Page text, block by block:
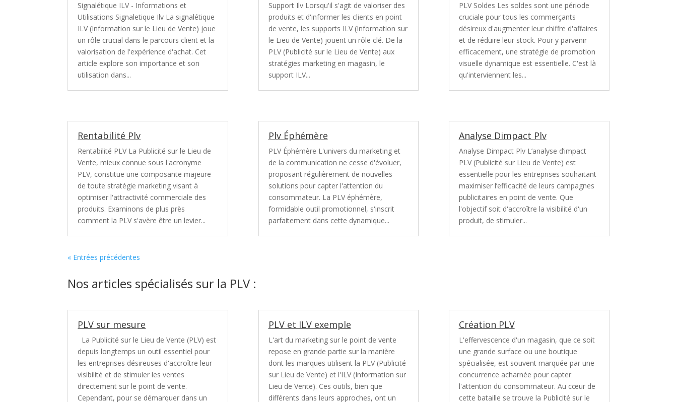
Signalétique ILV - Informations et
Utilisations Signaletique Ilv La signalétique
ILV (Information sur le Lieu de Vente) joue
un rôle crucial dans le parcours client et la
valorisation de l'expérience d'achat. Cet
article explore son importance et son
utilisation dans...
Rentabilité Plv
Rentabilité PLV La Publicité sur le Lieu de
Vente, mieux connue sous l'acronyme
PLV, constitue une composante majeure
de toute stratégie marketing visant à
optimiser l'attractivité commerciale des
produits. Examinons de plus près
comment la PLV s'avère être un levier...
Support Ilv Lorsqu'il s'agit de valoriser des
produits et d'informer les clients en point
de vente, les supports ILV (Information sur
le Lieu de Vente) jouent un rôle clé. De la
PLV (Publicité sur le Lieu de Vente) aux
stratégies marketing en magasin, le
support ILV...
Plv Éphémère
PLV Éphémère L'univers du marketing et
de la communication ne cesse d'évoluer,
proposant régulièrement de nouvelles
solutions pour capter l'attention du
consommateur. La PLV éphémère,
formidable outil promotionnel, s'inscrit
parfaitement dans cette dynamique...
PLV Soldes Les soldes sont une période
cruciale pour tous les commerçants
désireux d'augmenter leur chiffre d'affaires
et de réduire leur stock. Pour y parvenir
efficacement, une stratégie de promotion
visuelle dynamique est essentielle. C'est là
qu'interviennent les...
Analyse Dimpact Plv
Analyse Dimpact Plv L’analyse d’impact
PLV (Publicité sur Lieu de Vente) est
essentielle pour les entreprises souhaitant
maximiser l’efficacité de leurs campagnes
publicitaires en point de vente. Que
l'objectif soit d'accroître la visibilité d'un
produit, de stimuler...
« Entrées précédentes
Nos articles spécialisés sur la PLV :
PLV sur mesure
La Publicité sur le Lieu de Vente (PLV) est
depuis longtemps un outil essentiel pour
les entreprises désireuses d'accroître leur
visibilité et de stimuler les ventes
directement sur le point de vente.
Cependant, pour se démarquer dans un
PLV et ILV exemple
L'art du marketing sur le point de vente
repose en grande partie sur la manière
dont les marques utilisent la PLV (Publicité
sur Lieu de Vente) et l'ILV (Information sur
Lieu de Vente). Ces outils, bien que
différents dans leurs approches, ont un
Création PLV
L'effervescence d'un magasin, que ce soit
une grande surface ou une boutique
spécialisée, est souvent marquée par une
concurrence acharnée pour capter
l'attention du consommateur. Au cœur de
cette bataille se trouve la Publicité sur le